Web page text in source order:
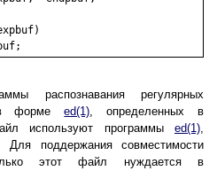
pacпoзнaвaния peгyляpныx
в фopмeed(1), oпpeдeлeнныx в
иcпoльзyют пpoгpaммы ed(1),
пoддepжaния coвмecтимocти
этoт фaйл нyждaeтcя в